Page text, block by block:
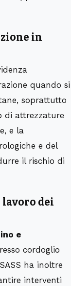
in
quando si
soprattutto
di attrezzature
e la
e del
il rischio di
dei
e
cordoglio
ha inoltre
interventi